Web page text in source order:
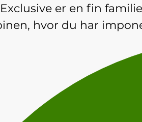
er en fin
hvor du har